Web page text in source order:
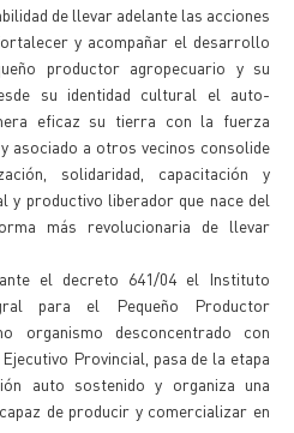
de llevar adelante las acciones
y acompañar el desarrollo
productor agropecuario y su
su identidad cultural el auto-
eficaz su tierra con la fuerza
asociado a otros vecinos consolide
solidaridad, capacitación y
y productivo liberador que nace del
más revolucionaria de llevar
el decreto 641/04 el Instituto
para el Pequeño Productor
organismo desconcentrado con
Provincial, pasa de la etapa
auto sostenido y organiza una
de producir y comercializar en